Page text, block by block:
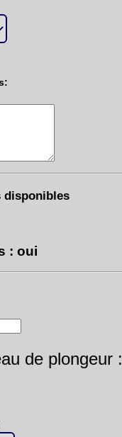
disponibles
: oui
de plongeur :